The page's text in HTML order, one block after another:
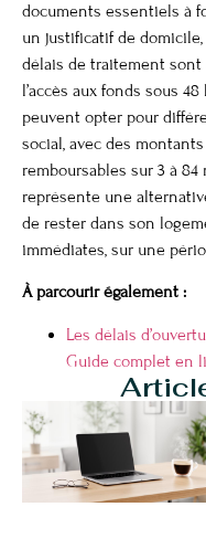
documents essentiels à
un justificatif de
délais de traitement
l’accès aux fonds sous
peuvent opter pour
social, avec des
remboursables sur 3 à
représente une
de rester dans son
immédiates, sur une
À parcourir également :
Les délais
Guide complet en